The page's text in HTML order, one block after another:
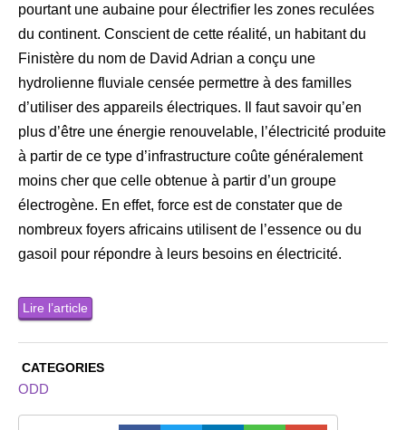
pourtant une aubaine pour électrifier les zones reculées
du continent. Conscient de cette réalité, un habitant du
Finistère du nom de David Adrian a conçu une
hydrolienne fluviale censée permettre à des familles
d’utiliser des appareils électriques. Il faut savoir qu’en
plus d’être une énergie renouvelable, l’électricité produite
à partir de ce type d’infrastructure coûte généralement
moins cher que celle obtenue à partir d’un groupe
électrogène. En effet, force est de constater que de
nombreux foyers africains utilisent de l’essence ou du
gasoil pour répondre à leurs besoins en électricité.
Lire l’article
CATEGORIES
ODD